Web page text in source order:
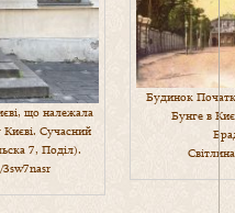
що належала
Сучасний
7, Поділ).
Будинок
Бунге в